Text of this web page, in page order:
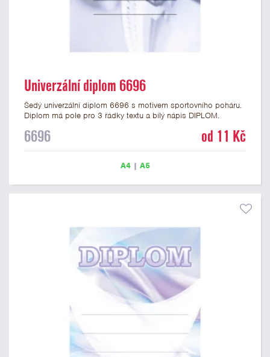
Univerzální diplom 6696
Šedý univerzální diplom 6696 s motivem sportovního poháru.
Diplom má pole pro 3 řádky textu a bílý nápis DIPLOM.
univerzální diplom je vhodný pro většinu soutěží, ke kterým by
6696 od 11 Kč
A4| A5